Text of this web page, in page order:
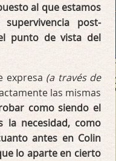
al que estamos
post-
punto de vista del
expresa (a través de
las mismas
como siendo el
la necesidad, como
antes en Colin
lo aparte en cierto